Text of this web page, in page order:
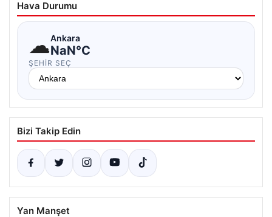
Hava Durumu
☁Ankara
NaN°C
ŞEHIR SEÇ
Bizi Takip Edin
Yan Manşet